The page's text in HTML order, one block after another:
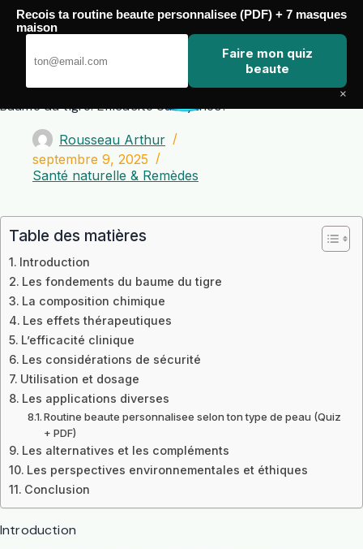
Passer
contenu
Baume du tigre: Efficacité ou mythes?
Rousseau Arthur
septembre 9, 2025
Santé naturelle & Remèdes
Table des matières
Introduction
Les fondements du baume du tigre
La composition chimique
Les effets thérapeutiques
L’efficacité clinique
Les considérations de sécurité
Utilisation et dosage
Les applications diverses
Routine beaute personnalisee selon ton type de peau (Quiz
+ PDF)
Les alternatives et les compléments
Les perspectives environnementales et éthiques
Conclusion
Introduction
Recois ta routine beaute personnalisee (PDF) + 7 masques
maison
Faire mon quiz
beaute
×